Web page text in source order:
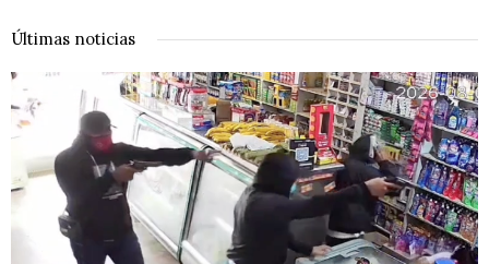
Últimas noticias